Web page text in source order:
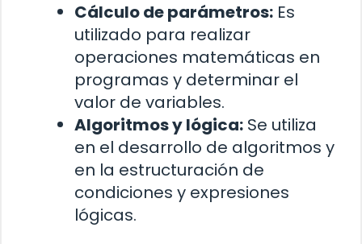
Cálculo de parámetros: Es
utilizado para realizar
operaciones matemáticas en
programas y determinar el
valor de variables.
Algoritmos y lógica: Se utiliza
en el desarrollo de algoritmos y
en la estructuración de
condiciones y expresiones
lógicas.